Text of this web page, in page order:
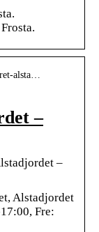
alsta…
–
–
Alstadjordet
Fre: